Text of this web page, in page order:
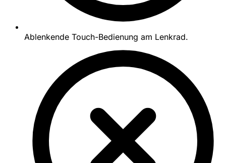
Ablenkende Touch-Bedienung am Lenkrad.